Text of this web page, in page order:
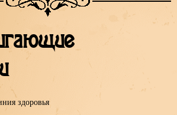
здоровья